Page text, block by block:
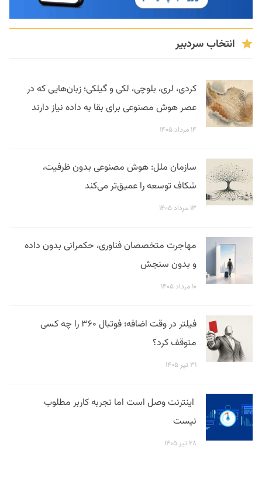
انتخاب سردبیر
کردی، لری، بلوچی، لکی و گیلکی؛ زبان‌هایی که در
عصر هوش مصنوعی برای بقا به داده نیاز دارند
۱۴ مرداد ۱۴۰۵
سازمان ملل: هوش مصنوعی بدون ظرفیت،
شکاف توسعه را عمیق‌تر می‌کند
۱۳ مرداد ۱۴۰۵
مهاجرت متخصصان فناوری، حکمرانی بدون داده
و بدون سنجش
۱۰ مرداد ۱۴۰۵
فیلتر در وقت اضافه؛ فوتبال ۳۶۰ را چه کسی
متوقف کرد؟
۳۱ تیر ۱۴۰۵
اینترنت وصل است اما تجربه کاربر مطلوب
نیست
۲۸ تیر ۱۴۰۵